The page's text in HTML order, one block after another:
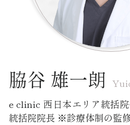
脇谷 雄一朗
e clinic 西日本エリア統括
統括院院長 ※診療体制の監